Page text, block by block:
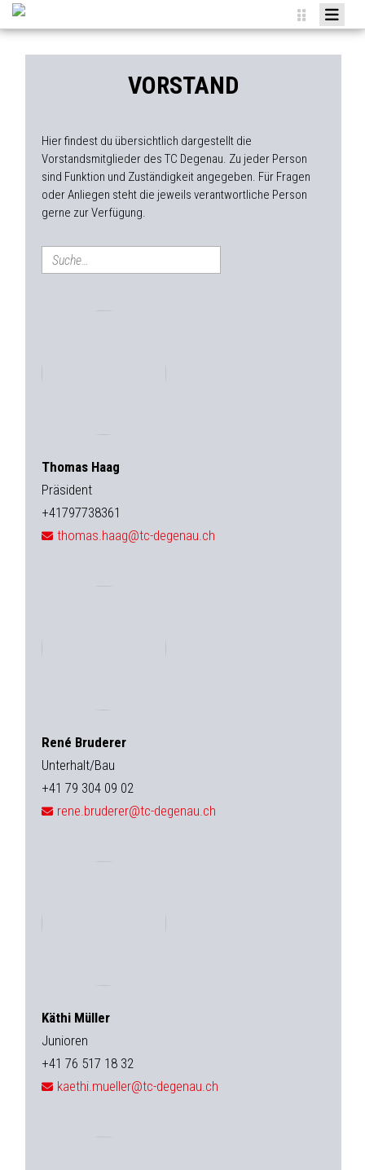
TEAMS
SPONSOREN
ANMELDUNGEN
VORSTAND
Hier findest du übersichtlich dargestellt die
Vorstandsmitglieder des TC Degenau. Zu jeder Person
sind Funktion und Zuständigkeit angegeben. Für Fragen
oder Anliegen steht die jeweils verantwortliche Person
gerne zur Verfügung.
Thomas Haag
Präsident
+41797738361
thomas.haag@tc-degenau.ch
René Bruderer
Unterhalt/Bau
+41 79 304 09 02
rene.bruderer@tc-degenau.ch
Käthi Müller
Junioren
+41 76 517 18 32
kaethi.mueller@tc-degenau.ch